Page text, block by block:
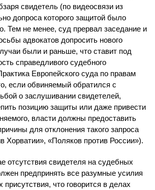
свидетель (по видеосвязи из
допроса которого защитой было
Тем не менее, суд прервал заседание и
адвокатов допросить нового
были и раньше, что ставит под
справедливого судебного
Европейского суда по правам
если обвиняемый обратился с
о заслушивании свидетелей,
позицию защиты или даже привести
власти должны предоставить
для отклонения такого запроса
Хорватии», «Поляков против России»).
отсутствия свидетеля на судебных
предпринять все разумные усилия
присутствия, что говорится в делах